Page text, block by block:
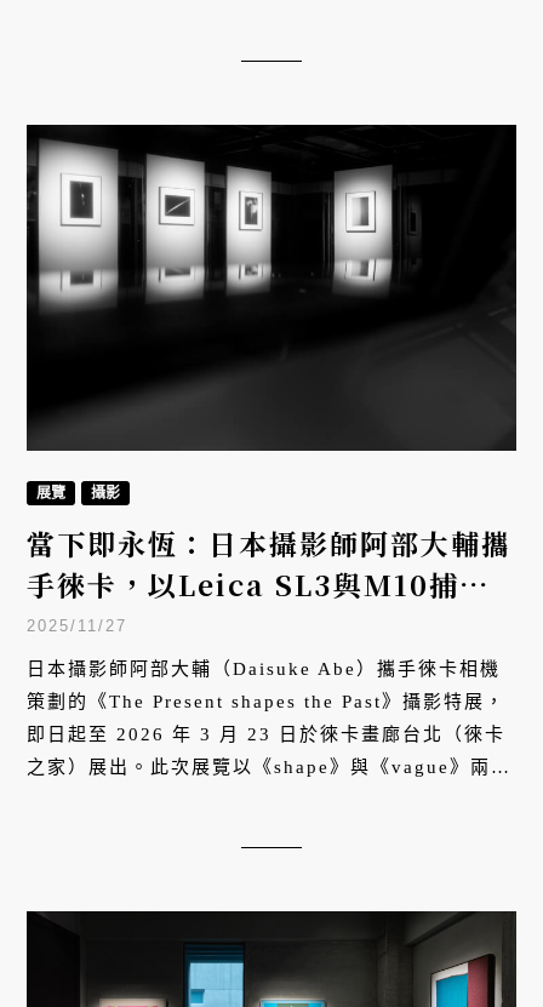
展覽 攝影
當下即永恆：日本攝影師阿部大輔攜
手徠卡，以Leica SL3與M10捕捉
肉眼不可見的影像之美
2025/11/27
日本攝影師阿部大輔（Daisuke Abe）攜手徠卡相機
策劃的《The Present shapes the Past》攝影特展，
即日起至 2026 年 3 月 23 日於徠卡畫廊台北（徠卡
之家）展出。此次展覽以《shape》與《vague》兩大